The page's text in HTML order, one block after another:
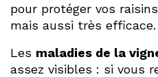
pour protéger vos
mais aussi très efficace.
Les maladies de la
assez visibles : si vous